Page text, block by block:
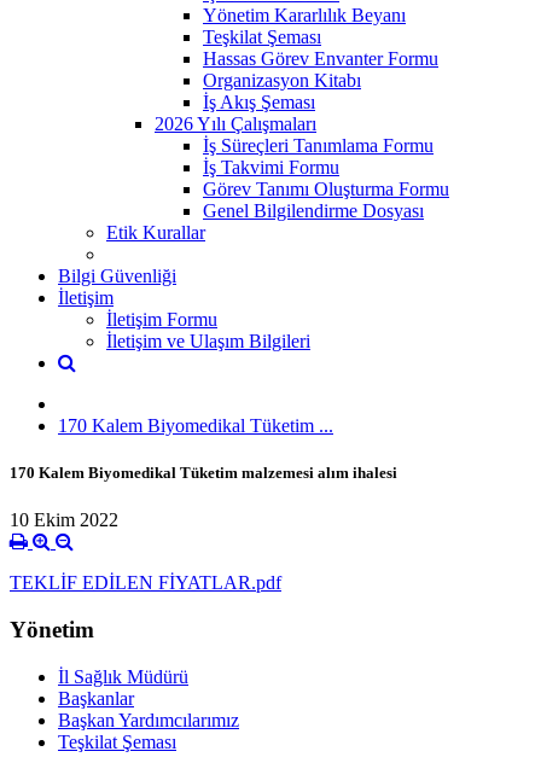
Yönetim Kararlılık Beyanı
Teşkilat Şeması
Hassas Görev Envanter Formu
Organizasyon Kitabı
İş Akış Şeması
2026 Yılı Çalışmaları
İş Süreçleri Tanımlama Formu
İş Takvimi Formu
Görev Tanımı Oluşturma Formu
Genel Bilgilendirme Dosyası
Etik Kurallar
Bilgi Güvenliği
İletişim
İletişim Formu
İletişim ve Ulaşım Bilgileri
170 Kalem Biyomedikal Tüketim ...
170 Kalem Biyomedikal Tüketim malzemesi alım ihalesi
10 Ekim 2022
TEKLİF EDİLEN FİYATLAR.pdf
Yönetim
İl Sağlık Müdürü
Başkanlar
Başkan Yardımcılarımız
Teşkilat Şeması